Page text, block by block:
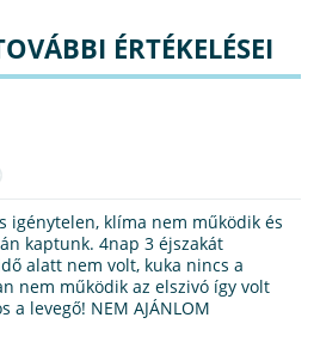
ÉRTÉKELÉSEI
igénytelen, klíma nem működik és
kaptunk. 4nap 3 éjszakát
alatt nem volt, kuka nincs a
nem működik az elszivó így volt
a levegő! NEM AJÁNLOM